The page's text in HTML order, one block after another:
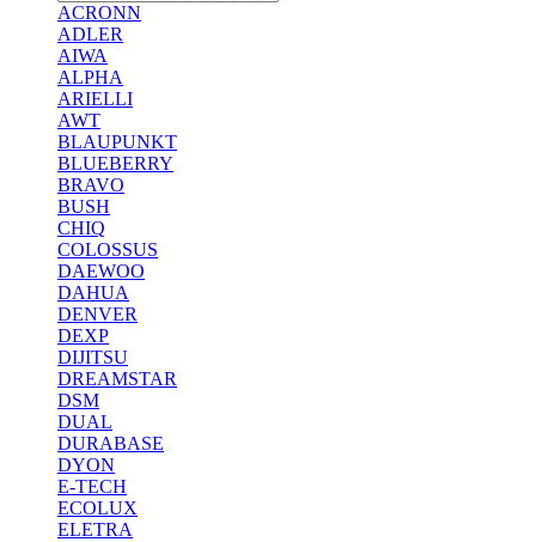
ACRONN
ADLER
AIWA
ALPHA
ARIELLI
AWT
BLAUPUNKT
BLUEBERRY
BRAVO
BUSH
CHIQ
COLOSSUS
DAEWOO
DAHUA
DENVER
DEXP
DIJITSU
DREAMSTAR
DSM
DUAL
DURABASE
DYON
E-TECH
ECOLUX
ELETRA